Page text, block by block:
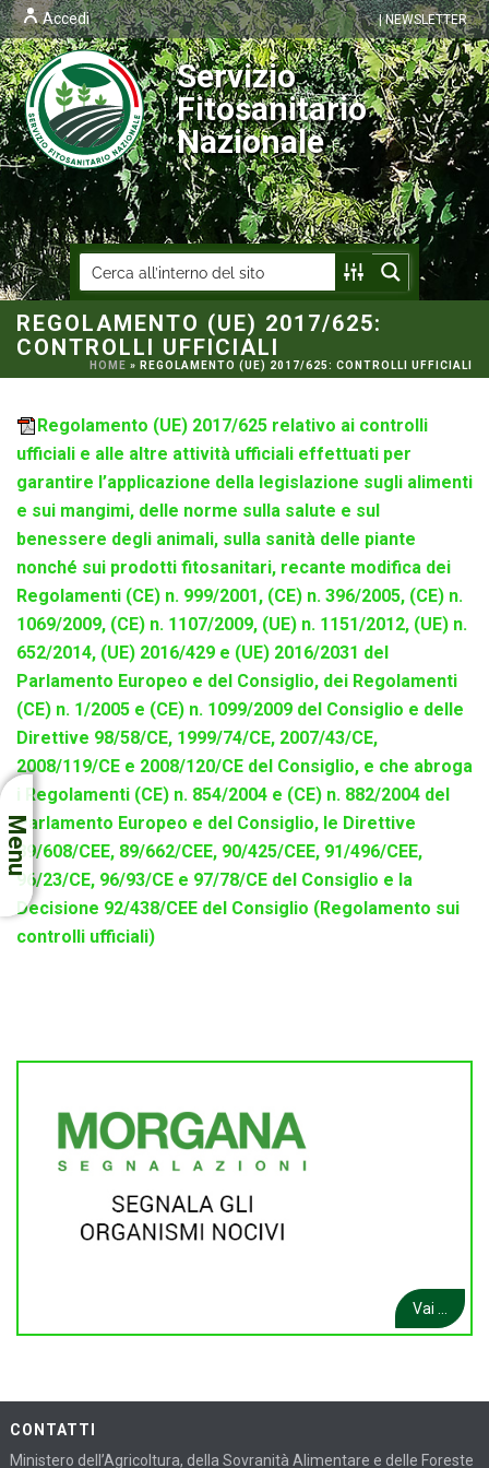
| NEWSLETTER
Accedi
Servizio
Fitosanitario
Nazionale
REGOLAMENTO (UE) 2017/625:
CONTROLLI UFFICIALI
HOME » REGOLAMENTO (UE) 2017/625: CONTROLLI UFFICIALI
Menu
Regolamento (UE) 2017/625 relativo ai controlli
ufficiali e alle altre attività ufficiali effettuati per
garantire l’applicazione della legislazione sugli alimenti
e sui mangimi, delle norme sulla salute e sul
benessere degli animali, sulla sanità delle piante
nonché sui prodotti fitosanitari, recante modifica dei
Regolamenti (CE) n. 999/2001, (CE) n. 396/2005, (CE) n.
1069/2009, (CE) n. 1107/2009, (UE) n. 1151/2012, (UE) n.
652/2014, (UE) 2016/429 e (UE) 2016/2031 del
Parlamento Europeo e del Consiglio, dei Regolamenti
(CE) n. 1/2005 e (CE) n. 1099/2009 del Consiglio e delle
Direttive 98/58/CE, 1999/74/CE, 2007/43/CE,
2008/119/CE e 2008/120/CE del Consiglio, e che abroga
i Regolamenti (CE) n. 854/2004 e (CE) n. 882/2004 del
Parlamento Europeo e del Consiglio, le Direttive
89/608/CEE, 89/662/CEE, 90/425/CEE, 91/496/CEE,
96/23/CE, 96/93/CE e 97/78/CE del Consiglio e la
Decisione 92/438/CEE del Consiglio (Regolamento sui
controlli ufficiali)
Vai ...
CONTATTI
Ministero dell’Agricoltura, della Sovranità Alimentare e delle Foreste